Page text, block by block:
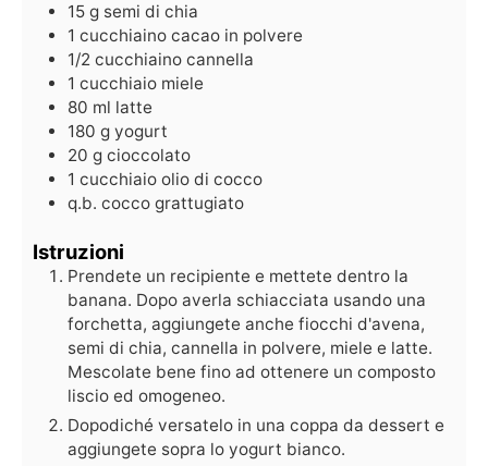
15 g semi di chia
1 cucchiaino cacao in polvere
1/2 cucchiaino cannella
1 cucchiaio miele
80 ml latte
180 g yogurt
20 g cioccolato
1 cucchiaio olio di cocco
q.b. cocco grattugiato
Istruzioni
Prendete un recipiente e mettete dentro la
banana. Dopo averla schiacciata usando una
forchetta, aggiungete anche fiocchi d'avena,
semi di chia, cannella in polvere, miele e latte.
Mescolate bene fino ad ottenere un composto
liscio ed omogeneo.
Dopodiché versatelo in una coppa da dessert e
aggiungete sopra lo yogurt bianco.